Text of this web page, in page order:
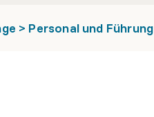
> Personal und Führung